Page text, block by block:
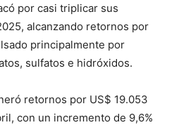
por casi triplicar sus
alcanzando retornos por
principalmente por
sulfatos e hidróxidos.
retornos por US$ 19.053
con un incremento de 9,6%